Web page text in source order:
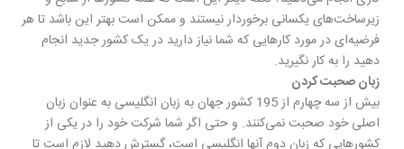
زیرساخت‌های یکسانی برخوردار نیستند و ممکن است بهتر این باشد تا هر
فرضیه‌ای در مورد کارهایی که شما نیاز دارید در یک کشور جدید انجام
دهید را به کار نگیرید.
زبان صحبت کردن
بیش از سه چهارم از 195 کشور جهان به زبان انگلیسی به عنوان زبان
اصلی خود صحبت نمی‌کنند. و حتی اگر شما شرکت خود را در یکی از
کشورهایی که زبان دوم آنها انگلیسی است، گسترش دهید لازم است تا